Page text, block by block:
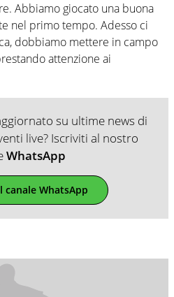
Abbiamo giocato una buona
nel primo tempo. Adesso ci
dobbiamo mettere in campo
attenzione ai
su ultime news di
live? Iscriviti al nostro
WhatsApp
canale WhatsApp